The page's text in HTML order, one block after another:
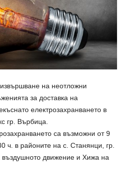
на неотложни
за доставка на
електрозахранването в
гр. Върбица.
са възможни от 9
ч. в районите на с. Станянци, гр.
движение и Хижа на